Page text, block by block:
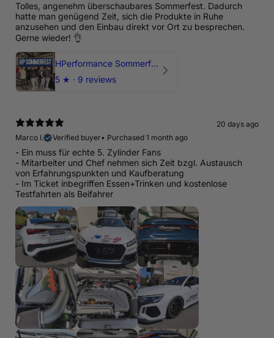
Tolles, angenehm überschaubares Sommerfest. Dadurch
hatte man genügend Zeit, sich die Produkte in Ruhe
anzusehen und den Einbau direkt vor Ort zu besprechen.
Gerne wieder! 👌
HPerformance Sommerfest 2026
5 ★ · 9 reviews
20 days ago
Marco I.
Verified buyer• Purchased 1 month ago
- Ein muss für echte 5. Zylinder Fans
- Mitarbeiter und Chef nehmen sich Zeit bzgl. Austausch
von Erfahrungspunkten und Kaufberatung
- Im Ticket inbegriffen Essen+Trinken und kostenlose
Testfahrten als Beifahrer